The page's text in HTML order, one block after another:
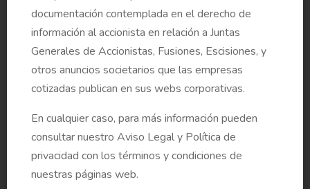
documentación contemplada en el derecho de
información al accionista en relación a Juntas
Generales de Accionistas, Fusiones, Escisiones, y
otros anuncios societarios que las empresas
cotizadas publican en sus webs corporativas.
En cualquier caso, para más información pueden
consultar nuestro Aviso Legal y Política de
privacidad con los términos y condiciones de
nuestras páginas web.
propuesta de adquisición de acciones propias
destinadas al pago de Incentivos a Largo Plazo
(ILP)
Informe Anual sobre Remuneraciones de los
Consejeros correspondiente al ejercicio 2024